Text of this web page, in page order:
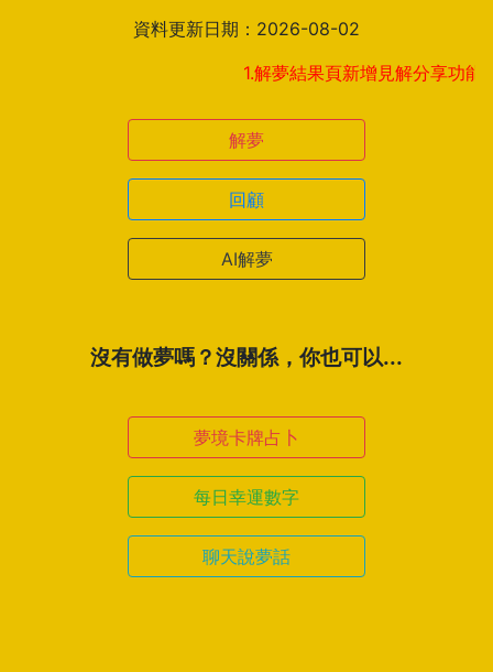
資料更新日期：2026-08-02
1.解夢結果頁新增見解分享功能！快
解夢
回顧
AI解夢
沒有做夢嗎？沒關係，你也可以...
夢境卡牌占卜
每日幸運數字
聊天說夢話